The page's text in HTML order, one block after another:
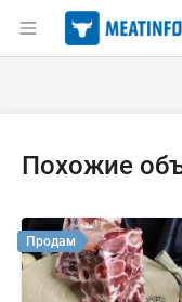
Раздел
Похожие
Продам